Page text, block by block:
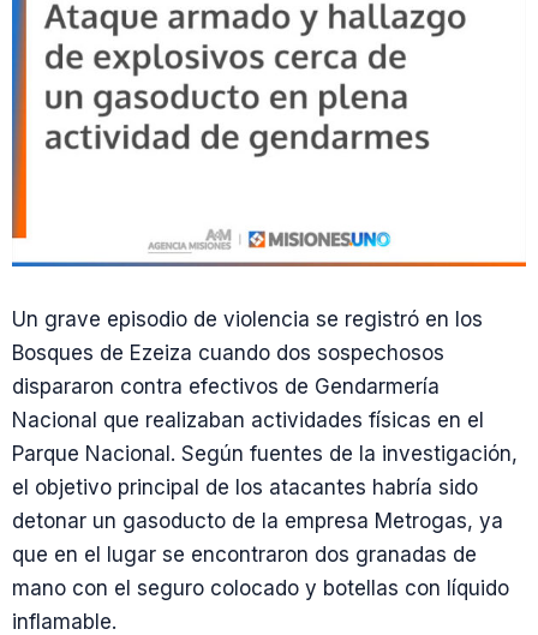
Un grave episodio de violencia se registró en los
Bosques de Ezeiza cuando dos sospechosos
dispararon contra efectivos de Gendarmería
Nacional que realizaban actividades físicas en el
Parque Nacional. Según fuentes de la investigación,
el objetivo principal de los atacantes habría sido
detonar un gasoducto de la empresa Metrogas, ya
que en el lugar se encontraron dos granadas de
mano con el seguro colocado y botellas con líquido
inflamable.